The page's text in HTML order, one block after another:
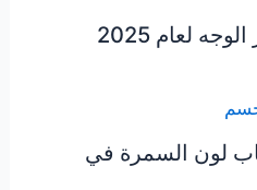
لون السمرة في